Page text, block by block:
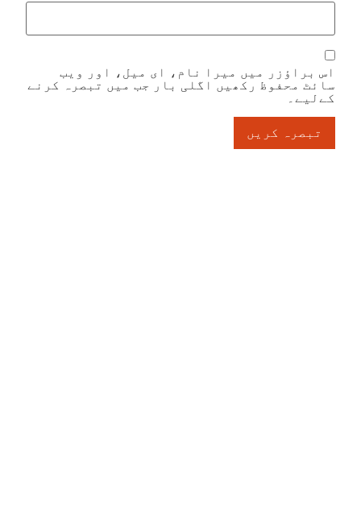
اس براؤزر میں میرا نام، ای میل، اور ویب
سائٹ محفوظ رکھیں اگلی بار جب میں تبصرہ کرنے
کےلیے۔